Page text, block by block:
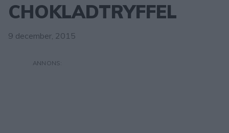
CHOKLADTRYFFEL
9 december, 2015